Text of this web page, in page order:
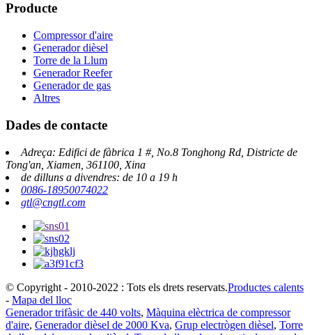
Producte
Compressor d'aire
Generador dièsel
Torre de la Llum
Generador Reefer
Generador de gas
Altres
Dades de contacte
Adreça: Edifici de fàbrica 1 #, No.8 Tonghong Rd, Districte de
Tong'an, Xiamen, 361100, Xina
de dilluns a divendres: de 10 a 19 h
0086-18950074022
gtl@cngtl.com
© Copyright - 2010-2022 : Tots els drets reservats.Productes calents
- Mapa del lloc
Generador trifàsic de 440 volts, Màquina elèctrica de compressor
d'aire, Generador dièsel de 2000 Kva, Grup electrògen dièsel, Torre